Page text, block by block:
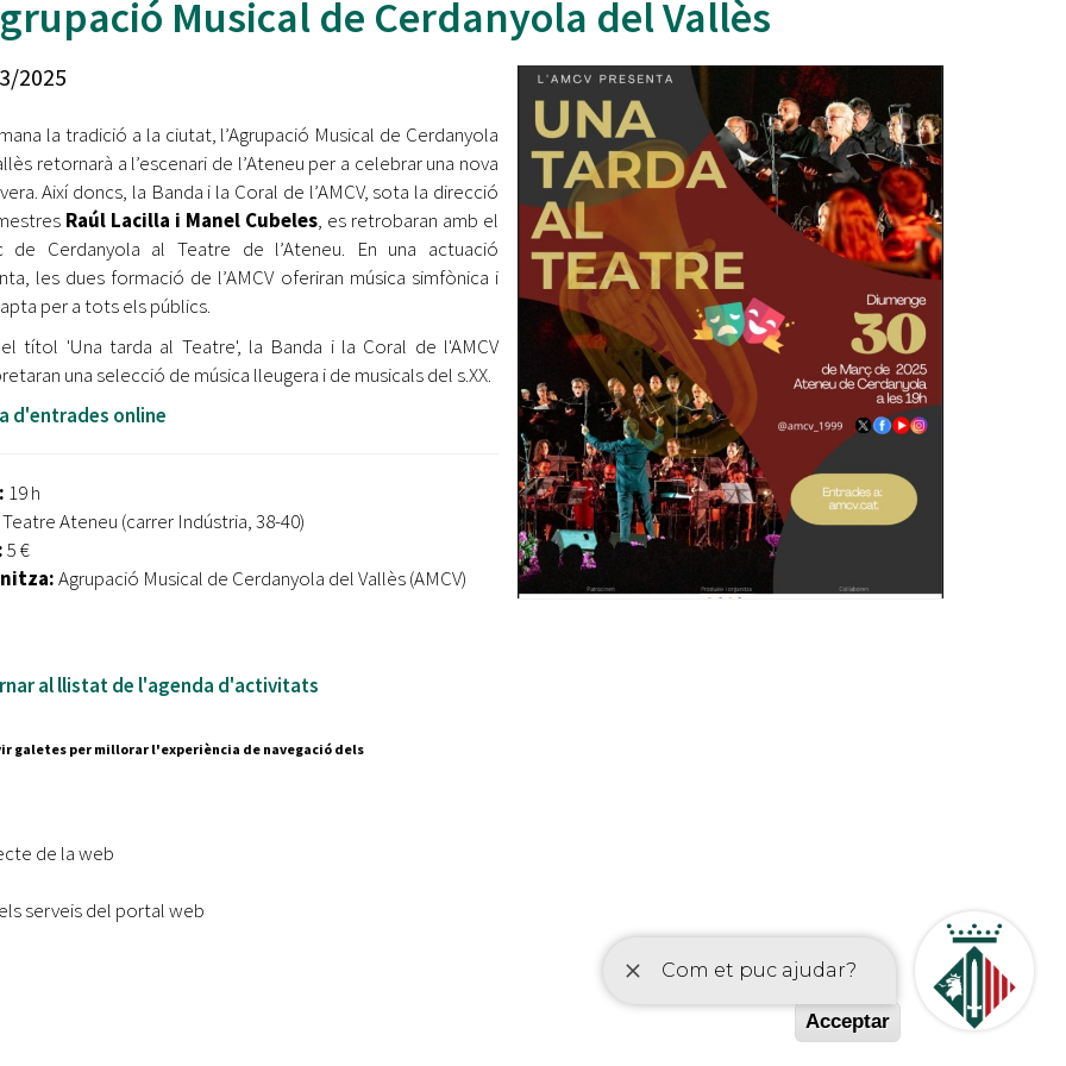
Retiment de Comptes
Accés a Informació Pública
Dades Obertes
Catàleg de Serveis i Tràmits
Oberta la convocatòria d'Ajuts per a l'autoocupació
jove 2026
Cerdanyola opta a més de 5 milions d'euros del Pla de
l'entorn de l'avinguda Catalunya
El FIT presenta el cartell de la seva 16a edició i dona el
tret de sortida al festival
L’Ajuntament reparteix ulleres gratuïtes per veure
l'eclipsi solar
Entitats
Equipaments
Mercats Municipals
Webs Municipals
Musical de Cerdanyola del Vallès
2025
la tradició a la ciutat, l’Agrupació Musical de Cerdanyola
retornarà a l’escenari de l’Ateneu per a celebrar una nova
Així doncs, la Banda i la Coral de l’AMCV, sota la direcció
Raúl Lacilla i Manel Cubeles, es retrobaran amb el
de Cerdanyola al Teatre de l’Ateneu. En una actuació
les dues formació de l’AMCV oferiran música simfònica i
per a tots els públics.
títol 'Una tarda al Teatre', la Banda i la Coral de l'AMCV
una selecció de música lleugera i de musicals del s.XX.
d'entrades online
19 h
Teatre Ateneu (carrer Indústria, 38-40)
5 €
Agrupació Musical de Cerdanyola del Vallès (AMCV)
al llistat de l'agenda d'activitats
88 88
galetes per millorar l'experiència de navegació dels
de la web
serveis del portal web
Acceptar